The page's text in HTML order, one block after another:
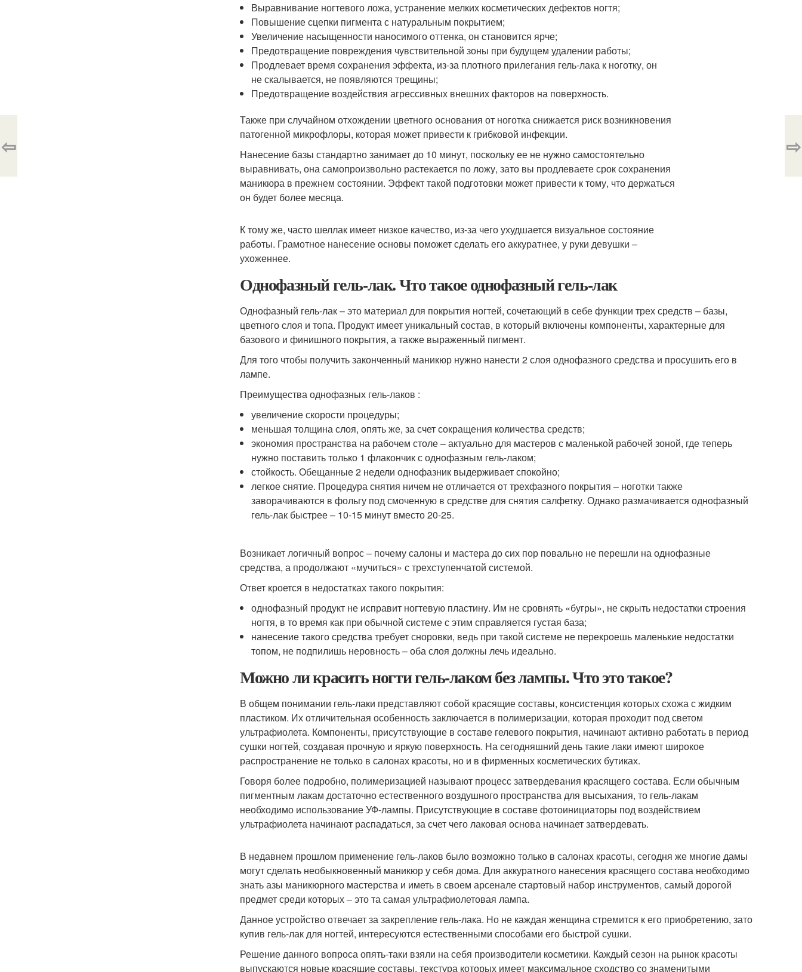
Выравнивание ногтевого ложа, устранение мелких косметических дефектов ногтя;
Повышение сцепки пигмента с натуральным покрытием;
Увеличение насыщенности наносимого оттенка, он становится ярче;
Предотвращение повреждения чувствительной зоны при будущем удалении работы;
Продлевает время сохранения эффекта, из-за плотного прилегания гель-лака к ноготку, он
не скалывается, не появляются трещины;
Предотвращение воздействия агрессивных внешних факторов на поверхность.
Также при случайном отхождении цветного основания от ноготка снижается риск возникновения
патогенной микрофлоры, которая может привести к грибковой инфекции.
Нанесение базы стандартно занимает до 10 минут, поскольку ее не нужно самостоятельно
выравнивать, она самопроизвольно растекается по ложу, зато вы продлеваете срок сохранения
маникюра в прежнем состоянии. Эффект такой подготовки может привести к тому, что держаться
он будет более месяца.
К тому же, часто шеллак имеет низкое качество, из-за чего ухудшается визуальное состояние
работы. Грамотное нанесение основы поможет сделать его аккуратнее, у руки девушки –
ухоженнее.
Однофазный гель-лак. Что такое однофазный гель-лак
Однофазный гель-лак – это материал для покрытия ногтей, сочетающий в себе функции трех средств – базы,
цветного слоя и топа. Продукт имеет уникальный состав, в который включены компоненты, характерные для
базового и финишного покрытия, а также выраженный пигмент.
Для того чтобы получить законченный маникюр нужно нанести 2 слоя однофазного средства и просушить его в
лампе.
Преимущества однофазных гель-лаков :
увеличение скорости процедуры;
меньшая толщина слоя, опять же, за счет сокращения количества средств;
экономия пространства на рабочем столе – актуально для мастеров с маленькой рабочей зоной, где теперь
нужно поставить только 1 флакончик с однофазным гель-лаком;
стойкость. Обещанные 2 недели однофазник выдерживает спокойно;
легкое снятие. Процедура снятия ничем не отличается от трехфазного покрытия – ноготки также
заворачиваются в фольгу под смоченную в средстве для снятия салфетку. Однако размачивается однофазный
гель-лак быстрее – 10-15 минут вместо 20-25.
Возникает логичный вопрос – почему салоны и мастера до сих пор повально не перешли на однофазные
средства, а продолжают «мучиться» с трехступенчатой системой.
Ответ кроется в недостатках такого покрытия:
однофазный продукт не исправит ногтевую пластину. Им не сровнять «бугры», не скрыть недостатки строения
ногтя, в то время как при обычной системе с этим справляется густая база;
нанесение такого средства требует сноровки, ведь при такой системе не перекроешь маленькие недостатки
топом, не подпилишь неровность – оба слоя должны лечь идеально.
Можно ли красить ногти гель-лаком без лампы. Что это такое?
В общем понимании гель-лаки представляют собой красящие составы, консистенция которых схожа с жидким
пластиком. Их отличительная особенность заключается в полимеризации, которая проходит под светом
ультрафиолета. Компоненты, присутствующие в составе гелевого покрытия, начинают активно работать в период
сушки ногтей, создавая прочную и яркую поверхность. На сегодняшний день такие лаки имеют широкое
распространение не только в салонах красоты, но и в фирменных косметических бутиках.
Говоря более подробно, полимеризацией называют процесс затвердевания красящего состава. Если обычным
пигментным лакам достаточно естественного воздушного пространства для высыхания, то гель-лакам
необходимо использование УФ-лампы. Присутствующие в составе фотоинициаторы под воздействием
ультрафиолета начинают распадаться, за счет чего лаковая основа начинает затвердевать.
В недавнем прошлом применение гель-лаков было возможно только в салонах красоты, сегодня же многие дамы
могут сделать необыкновенный маникюр у себя дома. Для аккуратного нанесения красящего состава необходимо
знать азы маникюрного мастерства и иметь в своем арсенале стартовый набор инструментов, самый дорогой
предмет среди которых – это та самая ультрафиолетовая лампа.
Данное устройство отвечает за закрепление гель-лака. Но не каждая женщина стремится к его приобретению, зато
купив гель-лак для ногтей, интересуются естественными способами его быстрой сушки.
Решение данного вопроса опять-таки взяли на себя производители косметики. Каждый сезон на рынок красоты
выпускаются новые красящие составы, текстура которых имеет максимальное сходство со знаменитыми
⇦ ⇨